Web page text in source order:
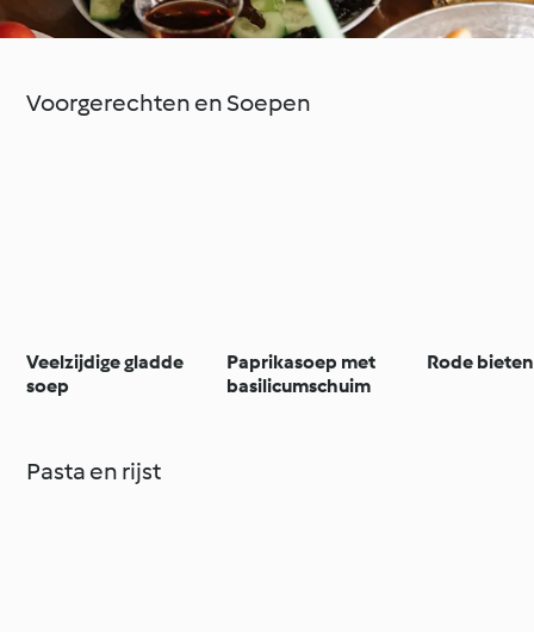
Voorgerechten en Soepen
Veelzijdige gladde
soep
Paprikasoep met
basilicumschuim
Rode
Pasta en rijst